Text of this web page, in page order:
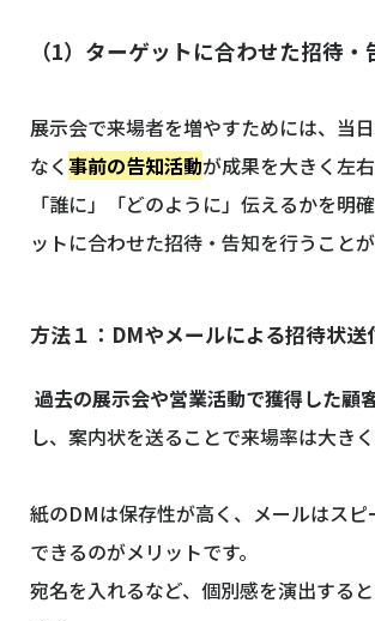
（1）ターゲットに合わせた招待・
展示会で来場者を増やすためには、当
なく事前の告知活動が成果を大きく左
「誰に」「どのように」伝えるかを明
ットに合わせた招待・告知を行うことが
方法１：DMやメールによる招待状送
過去の展示会や営業活動で獲得した顧
し、案内状を送ることで来場率は大きく
紙のDMは保存性が高く、メールはスピ
できるのがメリットです。
宛名を入れるなど、個別感を演出する